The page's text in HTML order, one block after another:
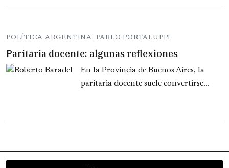
POLÍTICA ARGENTINA: PABLO PORTALUPPI
Paritaria docente: algunas reflexiones
En la Provincia de Buenos Aires, la
paritaria docente suele convertirse...